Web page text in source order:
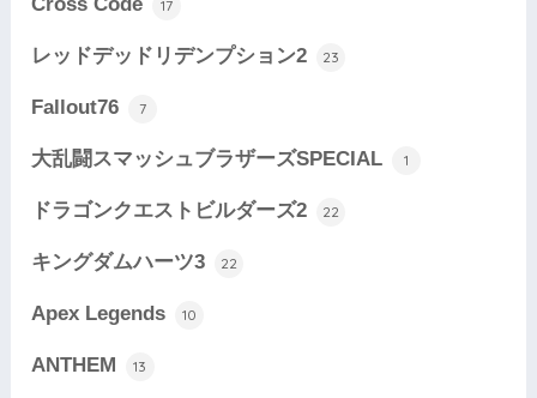
17
レッドデッドリデンプション2 23
Fallout76 7
大乱闘スマッシュブラザーズSPECIAL 1
ドラゴンクエストビルダーズ2 22
キングダムハーツ3 22
Apex Legends 10
ANTHEM 13